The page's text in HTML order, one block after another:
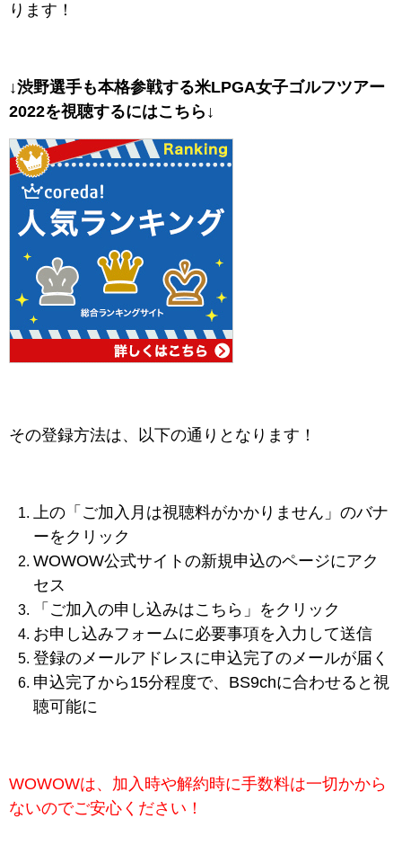
ります！
↓渋野選手も本格参戦する米LPGA女子ゴルフツアー
2022を視聴するにはこちら↓
その登録方法は、以下の通りとなります！
上の「ご加入月は視聴料がかかりません」のバナ
ーをクリック
WOWOW公式サイトの新規申込のページにアク
セス
「ご加入の申し込みはこちら」をクリック
お申し込みフォームに必要事項を入力して送信
登録のメールアドレスに申込完了のメールが届く
申込完了から15分程度で、BS9chに合わせると視
聴可能に
WOWOWは、加入時や解約時に手数料は一切かから
ないのでご安心ください！